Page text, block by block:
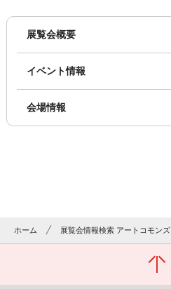
展覧会概要
イベント情報
会場情報
ホーム 展覧会情報検索 アートコモンズ